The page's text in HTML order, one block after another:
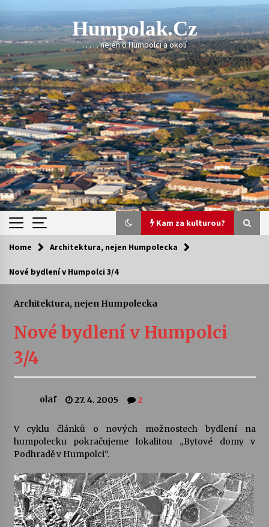
content
Humpolak.cz
. . . . . nejen o Humpolci a okolí
Kam za kulturou?
Kam za kulturou?
Sukuba Ensemble
Vernisáž výstavy Josefíny Duškové: Stávám se
Veselí muzikanti
Pozvánka na integrační festival Quijotova
28. 7. 2026
Letní koncerty ve Stromovce: Kolchoz a
Jenakaši
Home Architektura, nejen Humpolecka
Nové bydlení v Humpolci 3/4
Architektura, nejen Humpolecka
Nové bydlení v Humpolci
3/4
olaf 27. 4. 2005 2
V cyklu článků o nových možnostech bydlení na
humpolecku pokračujeme lokalitou „Bytové domy v
Podhradě v Humpolci“.